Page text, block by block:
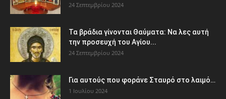
24 Σεπτεμβρίου 2024
Τα βράδια γίνονται Θαύματα: Να λες αυτή
την προσευχή του Αγίου...
24 Σεπτεμβρίου 2024
Για αυτούς που φοράνε Σταυρό στο λαιμό…
1 Ιουλίου 2024